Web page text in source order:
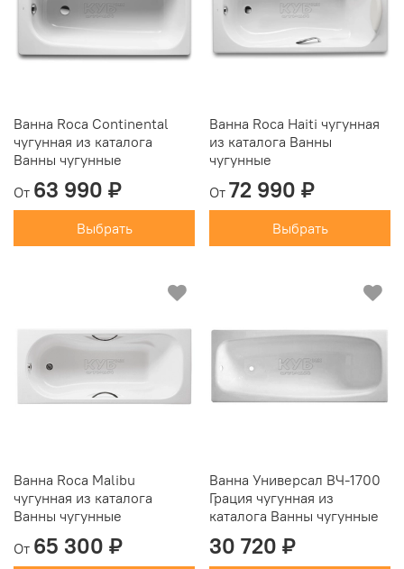
Ванна Roca Continental
чугунная из каталога
Ванны чугунные
От 63 990 ₽
Выбрать
Ванна Roca Haiti чугунная
из каталога Ванны
чугунные
От 72 990 ₽
Выбрать
Ванна Roca Malibu
чугунная из каталога
Ванны чугунные
От 65 300 ₽
Ванна Универсал ВЧ-1700
Грация чугунная из
каталога Ванны чугунные
30 720 ₽